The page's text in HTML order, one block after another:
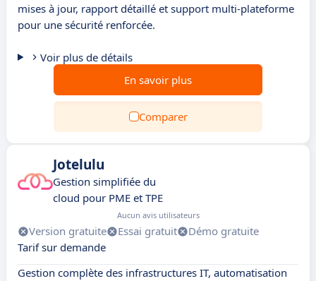
mises à jour, rapport détaillé et support multi-plateforme
pour une sécurité renforcée.
Voir plus de détails
En savoir plus
Comparer
Jotelulu
Gestion simplifiée du
cloud pour PME et TPE
Aucun avis utilisateurs
Version gratuite Essai gratuit
Démo gratuite
Tarif sur demande
Gestion complète des infrastructures IT, automatisation